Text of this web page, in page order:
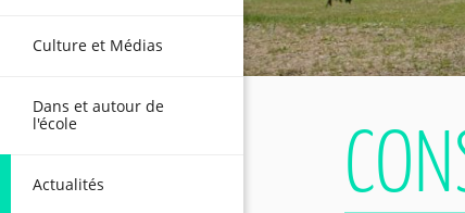
Culture et Médias
Dans et autour de
l'école
Actualités